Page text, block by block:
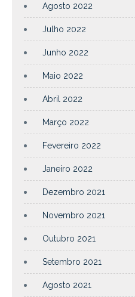
Agosto 2022
Julho 2022
Junho 2022
Maio 2022
Abril 2022
Março 2022
Fevereiro 2022
Janeiro 2022
Dezembro 2021
Novembro 2021
Outubro 2021
Setembro 2021
Agosto 2021